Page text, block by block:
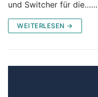
und Switcher für die……
WEITERLESEN →